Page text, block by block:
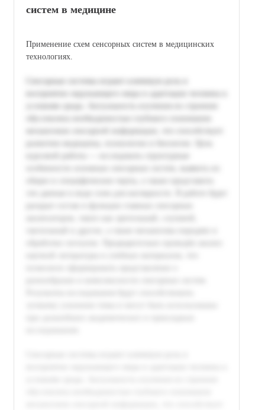
систем в медицине
Применение схем сенсорных систем в медицинских
технологиях.